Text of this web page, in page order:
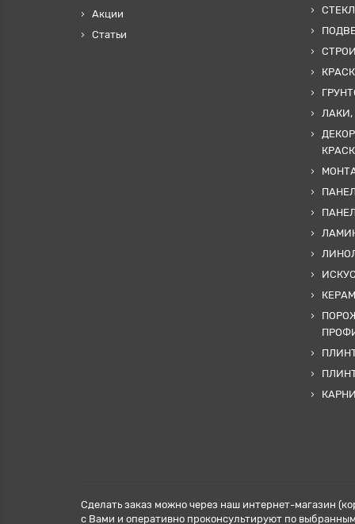
Акции
Статьи
Сделать заказ можно через наш интернет-магазин
с Вами и оперативно проконсультируют по